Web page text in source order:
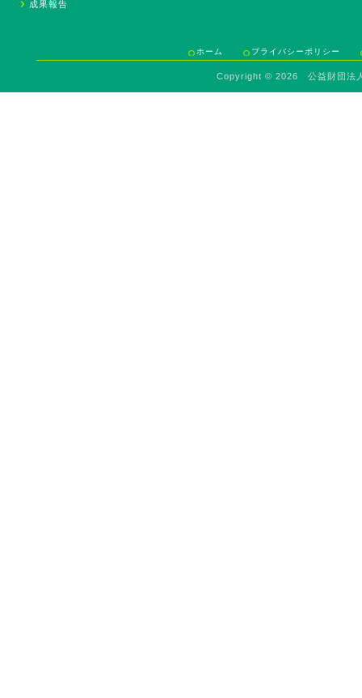
成果報告
ホーム プライバシーポリシー
Copyright ©2026 公益財団法